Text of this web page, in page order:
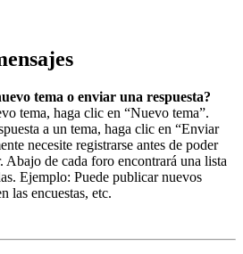
tema o enviar una respuesta?
tema, haga clic en “Nuevo tema”.
a un tema, haga clic en “Enviar
necesite registrarse antes de poder
Abajo de cada foro encontrará una lista
Ejemplo: Puede publicar nuevos
las encuestas, etc.